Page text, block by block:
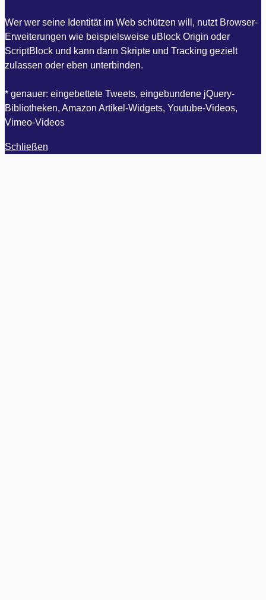
Wer wer seine Identität im Web schützen will, nutzt Browser-
Erweiterungen wie beispielsweise uBlock Origin oder
ScriptBlock und kann dann Skripte und Tracking gezielt
zulassen oder eben unterbinden.
* genauer: eingebettete Tweets, eingebundene jQuery-
Bibliotheken, Amazon Artikel-Widgets, Youtube-Videos,
Vimeo-Videos
Schließen